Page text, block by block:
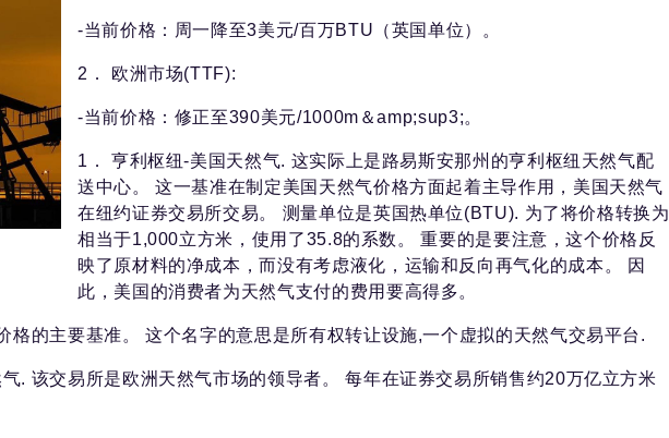
-当前价格：周一降至3美元/百万BTU（英国单位）。
2． 欧洲市场(TTF):
-当前价格：修正至390美元/1000m＆amp;sup3;。
1． 亨利枢纽-美国天然气. 这实际上是路易斯安那州的亨利枢纽天然气配
送中心。 这一基准在制定美国天然气价格方面起着主导作用，美国天然气
在纽约证券交易所交易。 测量单位是英国热单位(BTU). 为了将价格转换为
相当于1,000立方米，使用了35.8的系数。 重要的是要注意，这个价格反
映了原材料的净成本，而没有考虑液化，运输和反向再气化的成本。 因
此，美国的消费者为天然气支付的费用要高得多。
格的主要基准。 这个名字的意思是所有权转让设施,一个虚拟的天然气交易平台.
. 该交易所是欧洲天然气市场的领导者。 每年在证券交易所销售约20万亿立方米